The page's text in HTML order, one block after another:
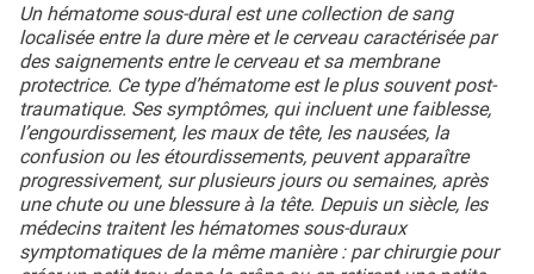
Un hématome sous-dural est une collection de sang
localisée entre la dure mère et le cerveau caractérisée par
des saignements entre le cerveau et sa membrane
protectrice. Ce type d’hématome est le plus souvent post-
traumatique. Ses symptômes, qui incluent une faiblesse,
l’engourdissement, les maux de tête, les nausées, la
confusion ou les étourdissements, peuvent apparaître
progressivement, sur plusieurs jours ou semaines, après
une chute ou une blessure à la tête. Depuis un siècle, les
médecins traitent les hématomes sous-duraux
symptomatiques de la même manière : par chirurgie pour